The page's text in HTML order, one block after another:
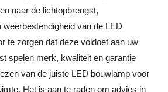
naar de lichtopbrengst,
weerbestendigheid van de LED
te zorgen dat deze voldoet aan uw
spelen merk, kwaliteit en garantie
van de juiste LED bouwlamp voor
Het is aan te raden om advies in